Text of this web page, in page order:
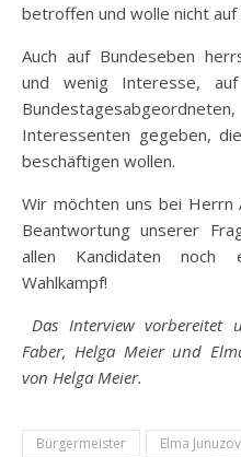
betroffen und wolle nicht
Auch auf Bundeseben
und wenig Interesse,
Interessenten gegeben,
beschäftigen wollen.
Wir möchten uns bei Herrn
Beantwortung unserer
allen Kandidaten noch
Wahlkampf!
Das Interview vorbereitet
Faber, Helga Meier und
von Helga Meier.
Bürgermeister Elma